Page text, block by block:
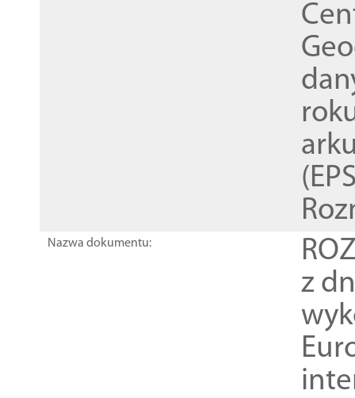
Nazwa dokumentu:
z